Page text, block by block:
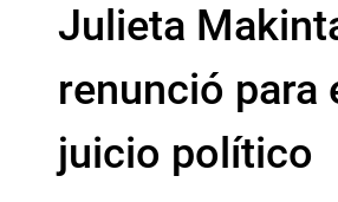
Julieta
renunció para
juicio político